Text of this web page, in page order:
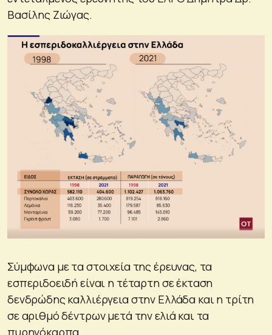
Βασίλης Ζιώγας.
Σύμφωνα με τα στοιχεία της έρευνας, τα
εσπεριδοειδή είναι η τέταρτη σε έκταση
δενδρώδης καλλιέργεια στην Ελλάδα και η τρίτη
σε αριθμό δέντρων μετά την ελιά και τα
πυρηνόκαρπα.